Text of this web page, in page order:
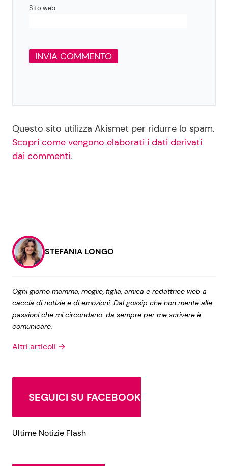
Sito web
Questo sito utilizza Akismet per ridurre lo spam.
Scopri come vengono elaborati i dati derivati
dai commenti.
STEFANIA LONGO
Ogni giorno mamma, moglie, figlia, amica e redattrice web a
caccia di notizie e di emozioni. Dal gossip che non mente alle
passioni che mi circondano: da sempre per me scrivere è
comunicare.
Altri articoli →
SEGUICI SU FACEBOOK
Ultime Notizie Flash